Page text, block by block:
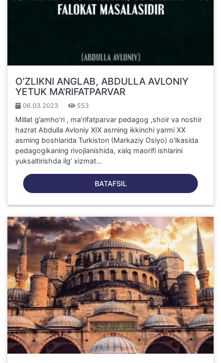
O'ZLIKNI ANGLAB, ABDULLA AVLONIY
YETUK MA'RIFATPARVAR
06.03.2023 553
Millat g’amho’ri , ma’rifatparvar pedagog ,shoir va noshir
hazrat Abdulla Avloniy XIX asrning ikkinchi yarmi XX
asrning boshlarida Turkiston (Markaziy Osiyo) o’lkasida
pedagogikaning rivojlanishida, xalq maorifi ishlarini
yuksaltirishda ilg’ xizmat...
BATAFSIL